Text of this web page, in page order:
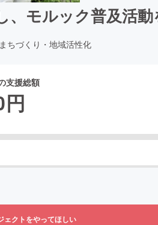
モルック普及活動
まちづくり・地域活性化
支援総額
円
ェクトをやってほしい